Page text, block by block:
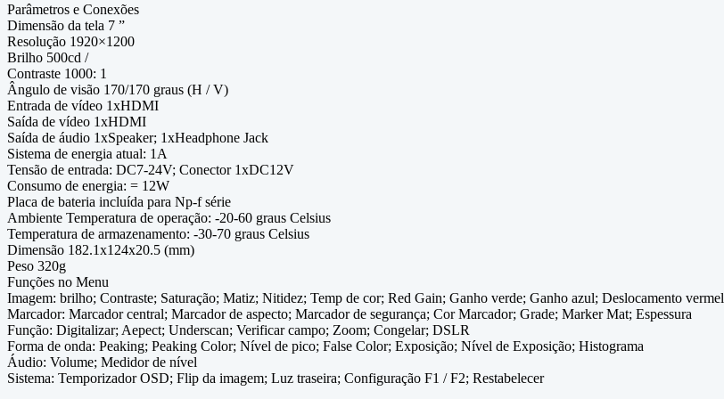
Parâmetros e Conexões
Dimensão da tela 7 ”
Resolução 1920×1200
Brilho 500cd /
Contraste 1000: 1
Ângulo de visão 170/170 graus (H / V)
Entrada de vídeo 1xHDMI
Saída de vídeo 1xHDMI
Saída de áudio 1xSpeaker; 1xHeadphone Jack
Sistema de energia atual: 1A
Tensão de entrada: DC7-24V; Conector 1xDC12V
Consumo de energia: = 12W
Placa de bateria incluída para Np-f série
Ambiente Temperatura de operação: -20-60 graus Celsius
Temperatura de armazenamento: -30-70 graus Celsius
Dimensão 182.1x124x20.5 (mm)
Peso 320g
Funções no Menu
Imagem: brilho; Contraste; Saturação; Matiz; Nitidez; Temp de cor; Red Gain; Ganho verde; Ganho azul; Deslocamento
Marcador: Marcador central; Marcador de aspecto; Marcador de segurança; Cor Marcador; Grade; Marker Mat; Espessura
Função: Digitalizar; Aepect; Underscan; Verificar campo; Zoom; Congelar; DSLR
Forma de onda: Peaking; Peaking Color; Nível de pico; False Color; Exposição; Nível de Exposição; Histograma
Áudio: Volume; Medidor de nível
Sistema: Temporizador OSD; Flip da imagem; Luz traseira; Configuração F1 / F2; Restabelecer